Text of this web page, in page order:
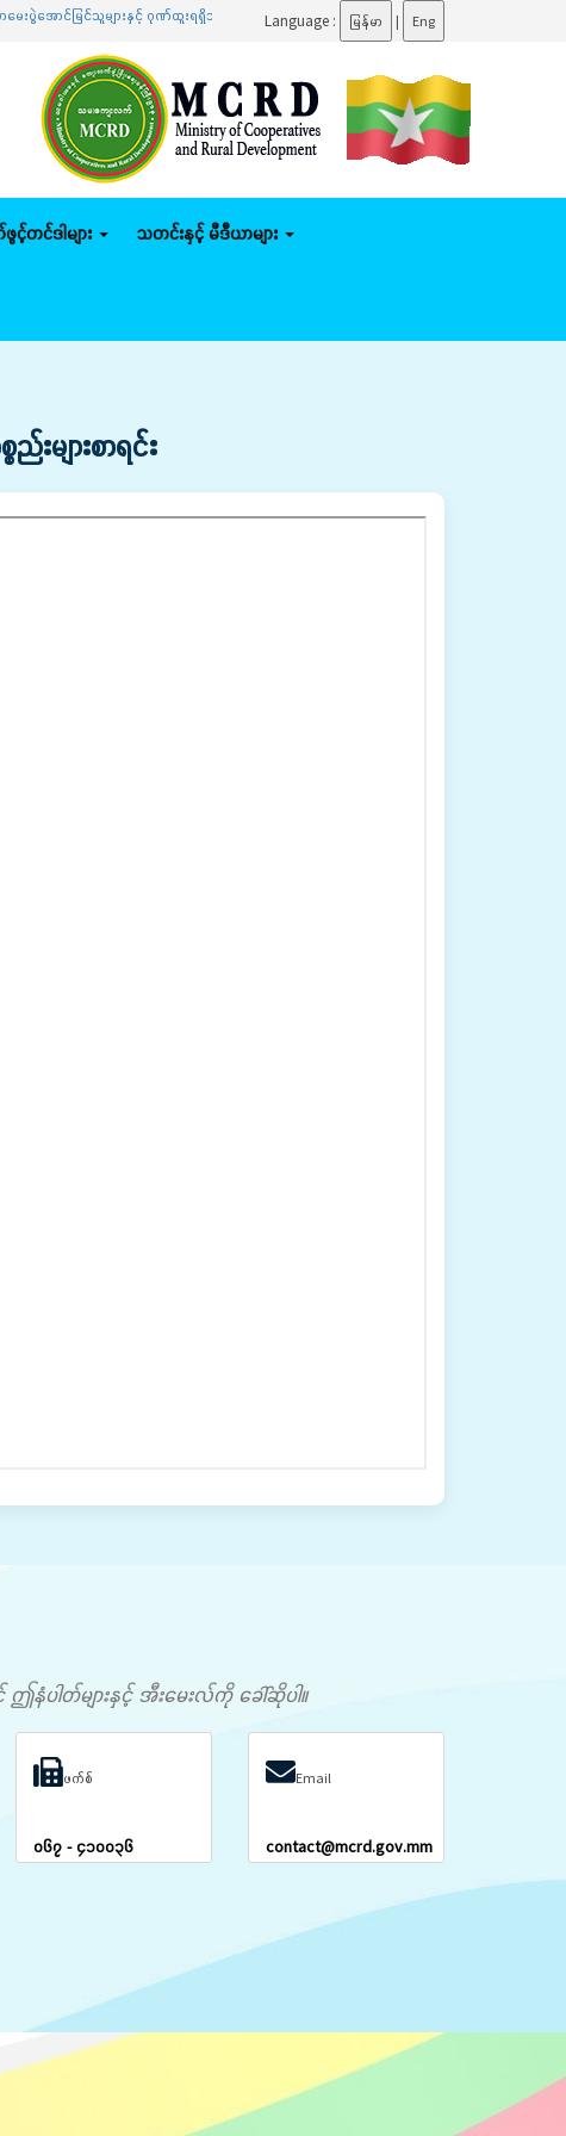
င်မြင်သူများနှင့် ဂုဏ်ထူးရရှိသူများကို ဆုများချီးမြှင့်ပေးအပ်.......ပြည်ထောင်စုဝန်ကြီး ဦးမျိုးဇော်သိ
Language : မြန်မာ | Eng
တင်ဒါများ သတင်းနှင့် မီဒီယာများ
များစာရင်း
နံပါတ်များနှင့် အီးမေးလ်ကို ခေါ်ဆိုပါ။
ဖက်စ်
၀၆၇ - ၄၁၀၀၃၆
Email
contact@mcrd.gov.mm